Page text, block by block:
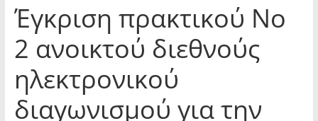
Έγκριση πρακτικού Νο
2 ανοικτού διεθνούς
ηλεκτρονικού
διαγωνισμού για την